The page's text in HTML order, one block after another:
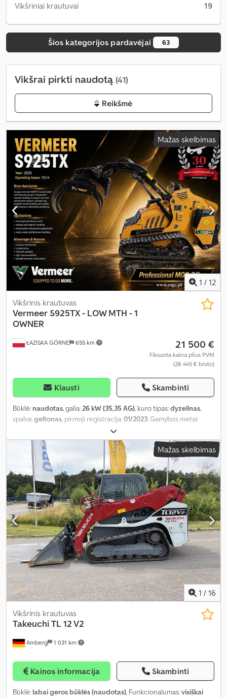
Vikšriniai krautuvai 19
Šios kategorijos pardavėjai 63
Vikšrai pirkti naudotą (41)
Reikšmė
Mažas skelbimas
1 / 12
ŁAZISKA GÓRNE 655 km
Vikšrinis krautuvas
Vermeer S925TX - LOW MTH - 1
OWNER
21 500 €
Fiksuota kaina plius PVM
(26 445 € bruto)
Klausti Skambinti
Būklė: naudotas, galia:26 kW (35,35 AG), kuro tipas:dyzelinas,
spalva:geltonas, pirmoji registracija:01/2023, Gamybos metai:
Mažas skelbimas
1 / 16
Amberg 1 031 km
Vikšrinis krautuvas
TakeuchiTL 12 V2
Kainos informacija Skambinti
Būklė: labai geros būklės (naudotas), Funkcionalumas:visiškai